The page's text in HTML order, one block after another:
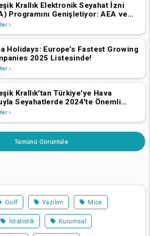
Krallık Elektronik Seyahat İzni
Programını Genişletiyor: AEA ve
Vatandaşlarının 2 Nisan 2025'ten
Holidays: Europe’s Fastest Growing
2025 Listesinde!
Krallık'tan Türkiye'ye Hava
Seyahatlerde 2024'te Önemli
Tümünü Görüntüle
Golf Yazılım Mice
İstatistik Kurumsal